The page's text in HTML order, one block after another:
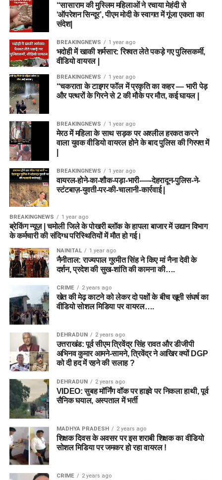
“सासाराम की मुस्लिम महिलाओं ने रचाया मेहंदी से
‘ऑपरेशन सिन्दूर’, पीएम मोदी के स्वागत में गूंजा एकता का
संदेश|
BREAKINGNEWS 1 year ago
भदोही में खाकी शर्मसार: रिश्वत लेते पकड़े गए पुलिसकर्मी,
वीडियो वायरल |
BREAKINGNEWS 1 year ago
“चकराता के टाइगर फॉल में प्रकृति का कहर — भारी पेड़
और पत्थरों के गिरने से 2 की मौके पर मौत, कई घायल |
BREAKINGNEWS 1 year ago
मेरठ में महिला के साथ सड़क पर अश्लील हरकत करने
वाला युवक वीडियो वायरल होने के बाद पुलिस की गिरफ्त में
BREAKINGNEWS 1 year ago
वायरल-होने-का-शौक-पड़ा-भारी-—-देहरादून-पुलिस-ने-
स्टंटबाज़-युवती-पर-की-चालानी-कार्रवाई |
BREAKINGNEWS 1 year ago
ब्रेकिंग न्यूज़ | चमोली जिले के पोखरी ब्लॉक के हापला बाजार में उद्यान विभाग
के कर्मचारी की संदिग्ध परिस्थितियों में मौत हो गई।
NAINITAL 1 year ago
नैनीताल: राज्यपाल गुरमीत सिंह ने किए मां नैना देवी के
दर्शन, प्रदेश की सुख-शांति की कामना की….
CRIME 2 years ago
खेत की मेढ़ काटने को लेकर दो पक्षों के बीच खूनी संघर्ष का
वीडियो सोशल मिडिया पर वायरल….
DEHRADUN 2 years ago
उत्तराखंड: पूर्व सीएम त्रिवेंद्र सिंह रावत और डीजीपी
अभिनव कुमार आमने-सामने, त्रिवेंद्र ने आखिर क्यों DGP
को दी हद में रहने की सलाह ?
DEHRADUN 2 years ago
VIDEO: सुबह मॉर्निंग वॉक पर हाइवे पर निकला हाथी, पूर्व
सैनिक घयाल, अस्पताल में भर्ती
MADHYA PRADESH 2 years ago
शिक्षक दिवस के अवसर पर इस शराबी शिक्षक का वीडियो
सोशल मिडिया पर जमकर हो रहा वायरल !
CRIME 2 years ago